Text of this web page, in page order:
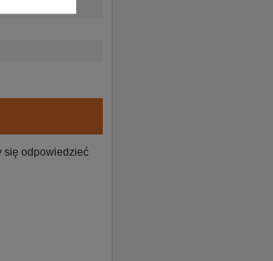
się odpowiedzieć